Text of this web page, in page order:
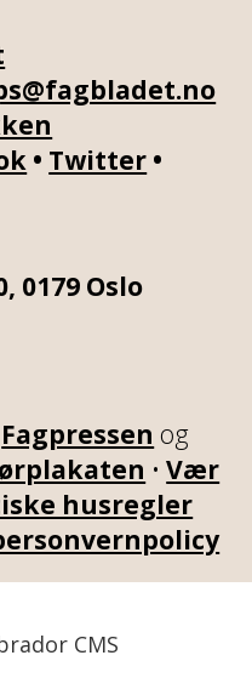
• Twitter •
0179 Oslo
Fagpressen og
• Vær
husregler
CMS